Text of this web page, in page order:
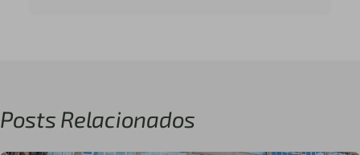
Posts Relacionados